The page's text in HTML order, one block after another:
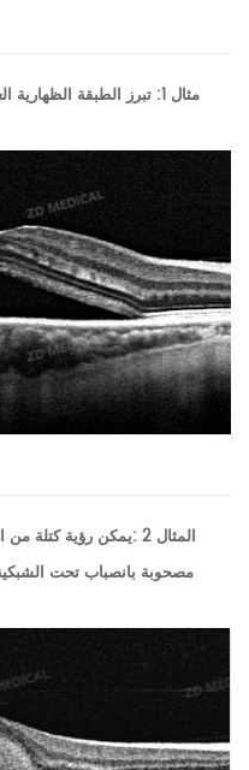
مثال 1: تبرز الطبقة
المثال 2
:يمكن رؤية كتلة من
مصحوبة بانصباب تحت